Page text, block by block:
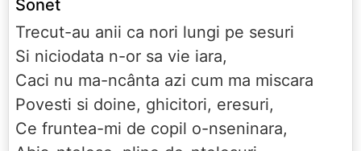
Sonet
Trecut-au anii ca nori lungi pe sesuri
Si niciodata n-or sa vie iara,
Caci nu ma-ncânta azi cum ma miscara
Povesti si doine, ghicitori, eresuri,
Ce fruntea-mi de copil o-nseninara,